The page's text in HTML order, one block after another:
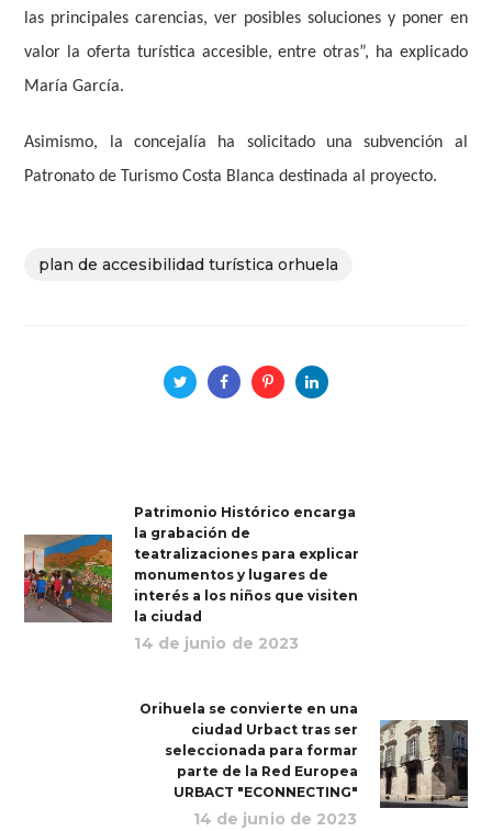
las principales carencias, ver posibles soluciones y poner en
valor la oferta turística accesible, entre otras”, ha explicado
María García.
Asimismo, la concejalía ha solicitado una subvención al
Patronato de Turismo Costa Blanca destinada al proyecto.
plan de accesibilidad turística orhuela
Patrimonio Histórico encarga
la grabación de
teatralizaciones para explicar
monumentos y lugares de
interés a los niños que visiten
la ciudad
14 de junio de 2023
Orihuela se convierte en una
ciudad Urbact tras ser
seleccionada para formar
parte de la Red Europea
URBACT "ECONNECTING"
14 de junio de 2023